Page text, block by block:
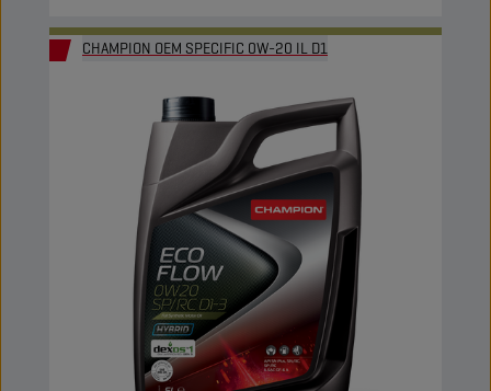
CHAMPION OEM SPECIFIC 0W-20 IL D1